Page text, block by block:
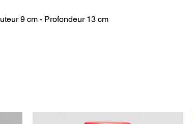
9 cm - Profondeur 13 cm